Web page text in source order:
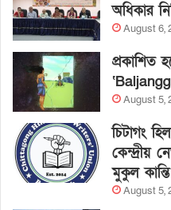
অধিকার
August 6,
প্রকাশিত
August 5,
চিটাগং
কেন্দ্রীয়
মুকুল কান্তি
August 5,